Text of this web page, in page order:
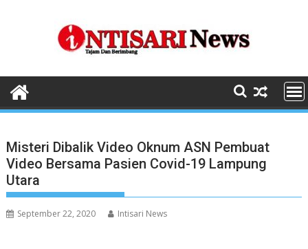
Misteri Dibalik Video Oknum ASN Pembuat
Video Bersama Pasien Covid-19 Lampung
Utara
September 22, 2020 Intisari News